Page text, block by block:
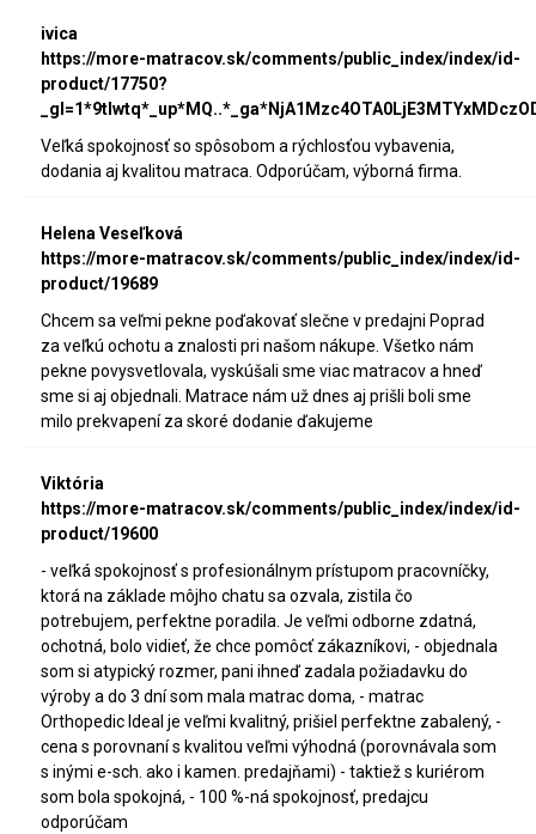
ivica
https://more-matracov.sk/comments/public_index/index/id-
product/17750?
Veľká spokojnosť so spôsobom a rýchlosťou vybavenia,
dodania aj kvalitou matraca. Odporúčam, výborná firma.
Helena Veseľková
https://more-matracov.sk/comments/public_index/index/id-
product/19689
Chcem sa veľmi pekne poďakovať slečne v predajni Poprad
za veľkú ochotu a znalosti pri našom nákupe. Všetko nám
pekne povysvetlovala, vyskúšali sme viac matracov a hneď
sme si aj objednali. Matrace nám už dnes aj prišli boli sme
milo prekvapení za skoré dodanie ďakujeme
Viktória
https://more-matracov.sk/comments/public_index/index/id-
product/19600
- veľká spokojnosť s profesionálnym prístupom pracovníčky,
ktorá na základe môjho chatu sa ozvala, zistila čo
potrebujem, perfektne poradila. Je veľmi odborne zdatná,
ochotná, bolo vidieť, že chce pomôcť zákazníkovi, - objednala
som si atypický rozmer, pani ihneď zadala požiadavku do
výroby a do 3 dní som mala matrac doma, - matrac
Orthopedic Ideal je veľmi kvalitný, prišiel perfektne zabalený, -
cena s porovnaní s kvalitou veľmi výhodná (porovnávala som
s inými e-sch. ako i kamen. predajňami) - taktiež s kuriérom
som bola spokojná, - 100 %-ná spokojnosť, predajcu
odporúčam